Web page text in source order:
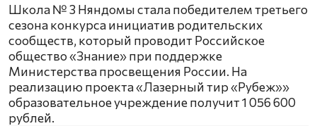
Школа № 3 Няндомы стала победителем третьего
сезона конкурса инициатив родительских
сообществ, который проводит Российское
общество «Знание» при поддержке
Министерства просвещения России. На
реализацию проекта «Лазерный тир «Рубеж»»
образовательное учреждение получит 1 056 600
рублей.